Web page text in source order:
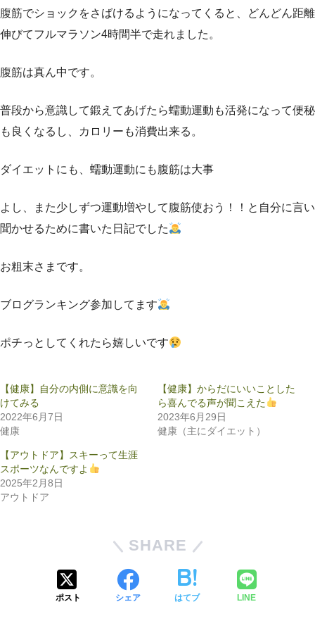
腹筋でショックをさばけるようになってくると、どんどん距離
伸びてフルマラソン4時間半で走れました。
腹筋は真ん中です。
普段から意識して鍛えてあげたら蠕動運動も活発になって便秘
も良くなるし、カロリーも消費出来る。
ダイエットにも、蠕動運動にも腹筋は大事
よし、また少しずつ運動増やして腹筋使おう！！と自分に言い
聞かせるために書いた日記でした
お粗末さまです。
ブログランキング参加してます
ポチっとしてくれたら嬉しいです
【健康】自分の内側に意識を向
けてみる
2022年6月7日
健康
【健康】からだにいいことした
ら喜んでる声が聞こえた
2023年6月29日
健康（主にダイエット）
【アウトドア】スキーって生涯
スポーツなんですよ
2025年2月8日
アウトドア
SHARE
ポスト シェア はてブ LINE